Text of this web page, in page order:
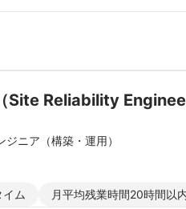
Site Reliability Engineer
ニア（構築・運用）
ム 月平均残業時間20時間以